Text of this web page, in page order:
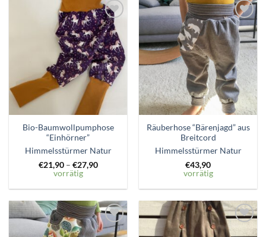
Zum
Wunschzettel
hinzufügen
Bio-Baumwollpumphose
“Einhörner”
Himmelsstürmer Natur
€21,90– €27,90
vorrätig
Zum
Wunschzettel
hinzufügen
Räuberhose “Bärenjagd” aus
Breitcord
Himmelsstürmer Natur
€43,90
vorrätig
Zum
Zum